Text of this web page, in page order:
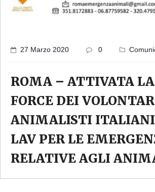
27 Marzo 2020 0
ROMA – ATTIVATA
FORCE DEI
ANIMALISTI
LAV PER LE
RELATIVE AGLI